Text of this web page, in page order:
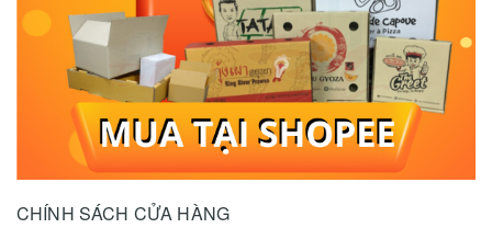
CHÍNH SÁCH CỬA HÀNG